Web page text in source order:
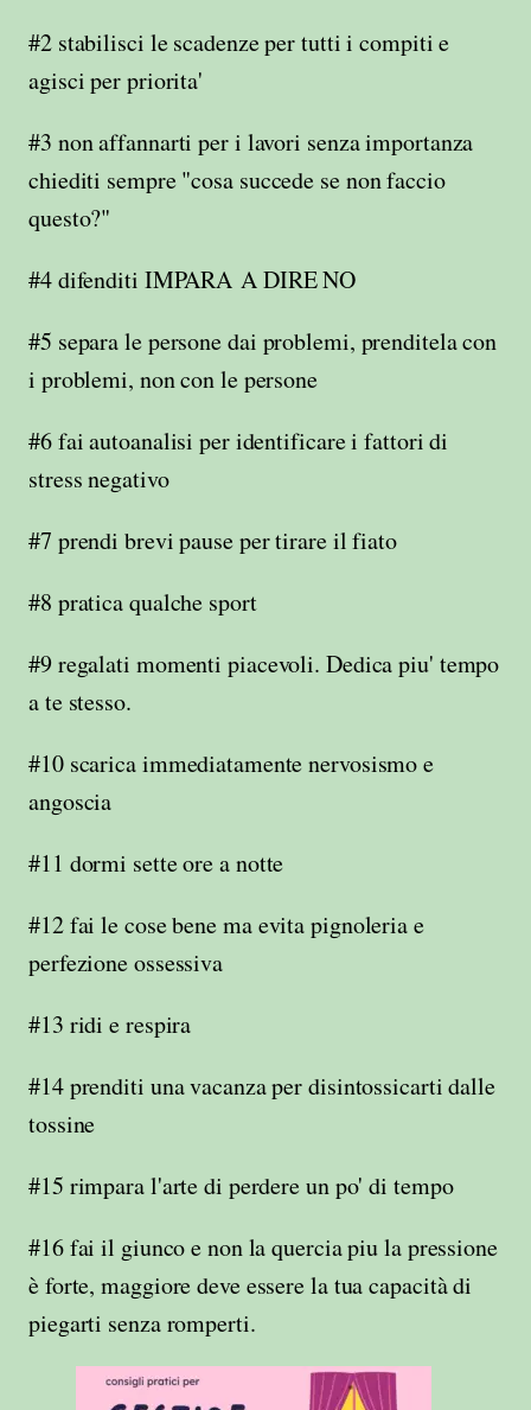
#2 stabilisci le scadenze per tutti i compitie
agisci per priorita'
#3 non affannartiper i lavori senza importanza
chiediti sempre"cosa succede se non faccio
questo?"
#4difenditi IMPARAA DIRE NO
#5 separa le persone dai problemi, prenditelacon
i problemi, non con le persone
#6 fai autoanalisi per identificarei fattori di
stress negativo
#7 prendi brevi pause per tirare il fiato
#8 pratica qualche sport
#9 regalati momenti piacevoli. Dedica piu' tempo
a te stesso.
#10 scarica immediatamente nervosismo e
angoscia
#11 dormi sette ore anotte
#12 fai le cose benema evita pignoleria e
perfezione ossessiva
#13 ridi e respira
#14 prenditi una vacanza per disintossicarti dalle
tossine
#15 rimpara l'arte di perdere un po' di tempo
#16 fai il giunco e non la quercia piu la pressione
è forte, maggiore deve essere la tua capacità di
piegarti senza romperti.